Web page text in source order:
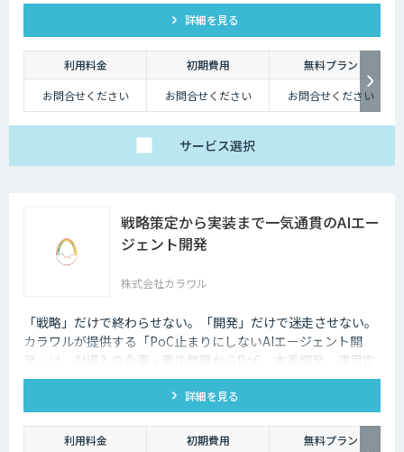
詳細を見る
利用料金 初期費用
無料プラン
お問合せください
お問合せください お問合せください
サービス選択
戦略策定から実装まで一気通貫のAIエー
ジェント開発
株式会社カラワル
「戦略」だけで終わらせない。「開発」だけで迷走させない。
カラワルが提供する「PoC止まりにしないAIエージェント開
発」は、AI導入の企画・要件整理からPoC、本番開発、運用定
着までを一気通貫で支援する受託開発サービスです。
詳細を見る
利用料金 初期費用
無料プラン